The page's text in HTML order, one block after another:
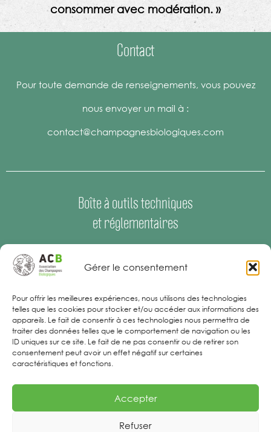
Gérer le consentement
Pour offrir les meilleures expériences, nous utilisons des technologies
telles que les cookies pour stocker et/ou accéder aux informations des
appareils. Le fait de consentir à ces technologies nous permettra de
traiter des données telles que le comportement de navigation ou les
ID uniques sur ce site. Le fait de ne pas consentir ou de retirer son
consentement peut avoir un effet négatif sur certaines
caractéristiques et fonctions.
Accepter
Refuser
consommer avec modération. »
Contact
Pour toute demande de renseignements, vous pouvez
nous envoyer un mail à :
contact@champagnesbiologiques.com
Boîte à outils techniques
et réglementaires
Espace Presse